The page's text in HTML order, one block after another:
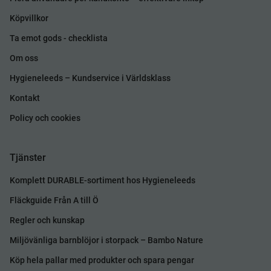
Köpvillkor
Ta emot gods - checklista
Om oss
Hygieneleeds – Kundservice i Världsklass
Kontakt
Policy och cookies
Tjänster
Komplett DURABLE-sortiment hos Hygieneleeds
Fläckguide Från A till Ö
Regler och kunskap
Miljövänliga barnblöjor i storpack – Bambo Nature
Köp hela pallar med produkter och spara pengar